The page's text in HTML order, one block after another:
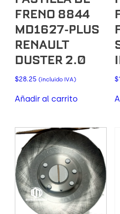
FRENO 8844
MD1627-PLUS
RENAULT
DUSTER 2.0
$28.25 (incluido IVA)
Añadir al carrito
$